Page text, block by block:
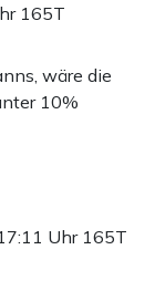
165T
wäre die
10%
Uhr 165T